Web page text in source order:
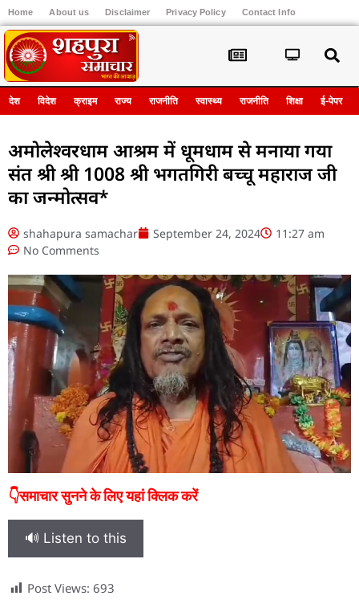
Home About us Disclaimer Privacy Policy Contact Info
देश विदेश क्राइम राज्य राजनीति स्वास्थ्य राजनीति शिक्षा ई-पेपर
अमोलेश्वरधाम आश्रम में धूमधाम से मनाया गया
संत श्री श्री 1008 श्री भगतगिरी बच्चू महाराज जी
का जन्मोत्सव*
shahapura samachar September 24, 2024
11:27 am
No Comments
👇समाचार सुनने के लिए यहां क्लिक करें
🔊 Listen to this
Post Views: 693